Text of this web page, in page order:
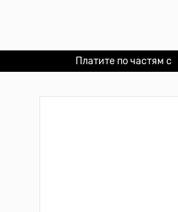
Платите по частям с